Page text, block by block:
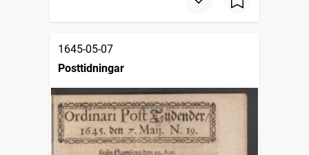
1645-05-07
Posttidningar